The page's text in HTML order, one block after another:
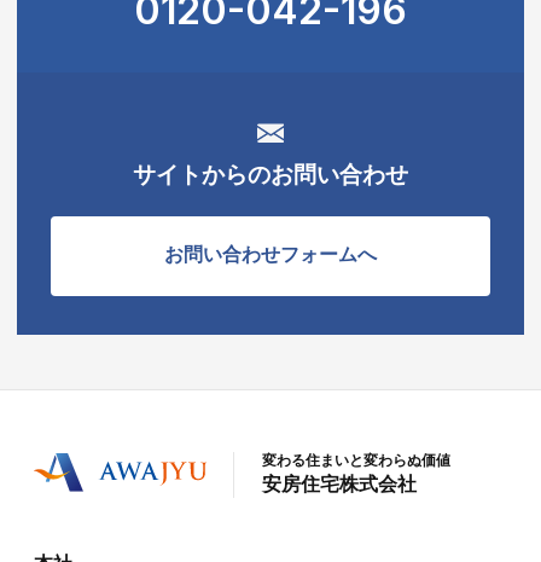
0120-042-196
サイトからのお問い合わせ
お問い合わせフォームへ
変わる住まいと変わらぬ価値
安房住宅株式会社